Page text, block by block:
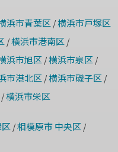
浜市青葉区/横浜市戸塚区
/横浜市港南区/
浜市旭区/横浜市泉区/
市港北区/横浜市磯子区/
横浜市栄区
/相模原市 中央区/